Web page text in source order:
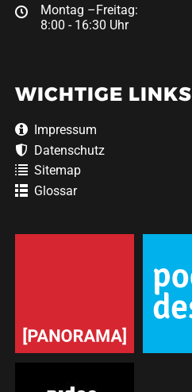
Montag –Freitag:
8:00 - 16:30 Uhr
WICHTIGE LINKS
Impressum
Datenschutz
Sitemap
Glossar